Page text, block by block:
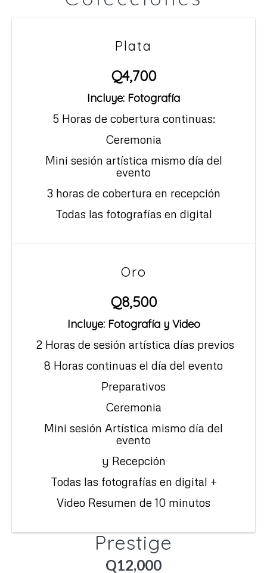
Plata
Q4,700
Incluye: Fotografía
5 Horas de cobertura continuas:
Ceremonia
Mini sesión artística mismo día del
evento
3 horas de cobertura en recepción
Todas las fotografías en digital
Oro
Q8,500
Incluye: Fotografía y Video
2 Horas de sesión artística días previos
8 Horas continuas el día del evento
Preparativos
Ceremonia
Mini sesión Artística mismo día del
evento
y Recepción
Todas las fotografías en digital +
Video Resumen de 10 minutos
Prestige
Q12,000